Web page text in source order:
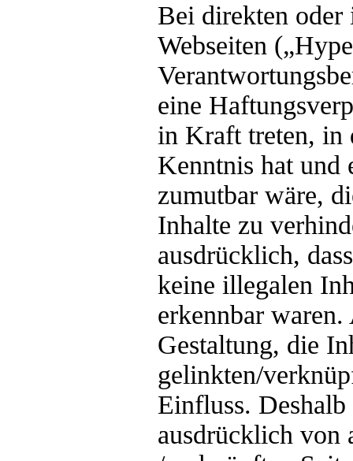
Bei direkten oder
Webseiten
eine
in Kraft treten, in
Kenntnis hat und
zumutbar wäre,
Inhalte zu
ausdrücklich,
keine illegalen
erkennbar
Gestaltung, die
gelinkten/
Einfluss.
ausdrücklich von